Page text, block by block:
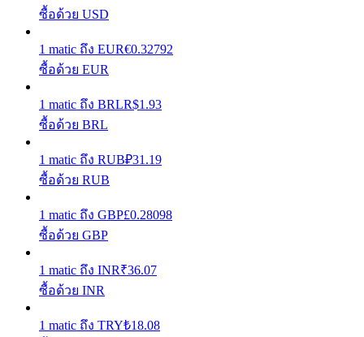
ผลตอบแทนสูงและเข้าถึงได้ทันที
ซื้อด้วย USD
1 matic ถึง EUR€0.32792
ซื้อด้วย EUR
1 matic ถึง BRLR$1.93
ซื้อด้วย BRL
1 matic ถึง RUB₽31.19
ซื้อด้วย RUB
1 matic ถึง GBP£0.28098
ซื้อด้วย GBP
1 matic ถึง INR₹36.07
ซื้อด้วย INR
1 matic ถึง TRY₺18.08